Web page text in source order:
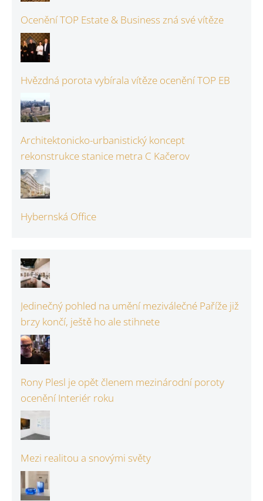
Ocenění TOP Estate & Business zná své vítěze
Hvězdná porota vybírala vítěze ocenění TOP EB
Architektonicko-urbanistický koncept
rekonstrukce stanice metra C Kačerov
Hybernská Office
Jedinečný pohled na umění meziválečné Paříže již
brzy končí, ještě ho ale stihnete
Rony Plesl je opět členem mezinárodní poroty
ocenění Interiér roku
Mezi realitou a snovými světy